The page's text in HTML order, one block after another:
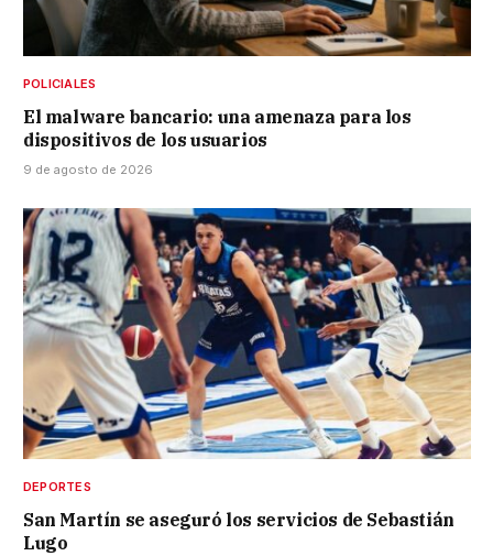
POLICIALES
El malware bancario: una amenaza para los
dispositivos de los usuarios
9 de agosto de 2026
DEPORTES
San Martín se aseguró los servicios de Sebastián
Lugo